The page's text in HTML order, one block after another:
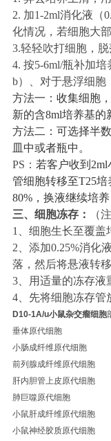
2. 加1-2ml消化液（
化情况，若细胞大
3.轻轻吹打细胞，
4. 按5-6ml/瓶补加培
b）、 对于悬浮细胞
方法一：收集细胞，
新的含8ml培养基的
方法二：可选择半
皿中或者瓶中。
PS： 若客户收到
管细胞转移至T25培
80%，换液继续培
三、 细胞冻存： （
1
细胞生长至覆盖
2
添加0.25%消化
落，然后将悬液转
3
用适量的冻存液
4
先将细胞冻存管
D10-1A/u小鼠杂交瘤细胞
垂体原代细胞
小肠成纤维原代细胞
前列腺成纤维原代细胞
肝内胆管上皮原代细胞
肺巨噬原代细胞
小鼠肝成纤维原代细胞
小鼠神经胶质原代细胞